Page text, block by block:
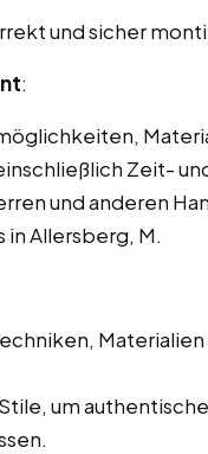
und sicher
:
Zeit-
und anderen
Allersberg, M.
Materialien
um